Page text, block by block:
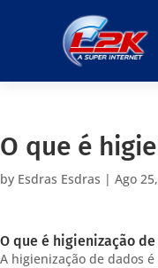
O que é
by Esdras Esdras | Ago
O que é higienização
A higienização de dados